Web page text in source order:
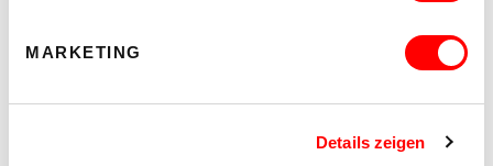
MARKETING
Details zeigen